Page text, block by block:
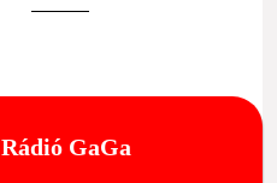
Rádió GaGa